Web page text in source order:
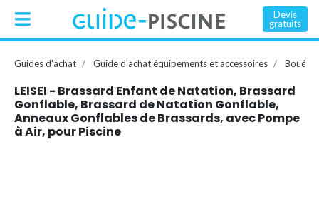
Devis
gratuits
Guides d'achat Guide d'achat équipements et accessoires Bouée,
LEISEI - Brassard Enfant de Natation, Brassard
Gonflable, Brassard de Natation Gonflable,
Anneaux Gonflables de Brassards, avec Pompe
à Air, pour Piscine